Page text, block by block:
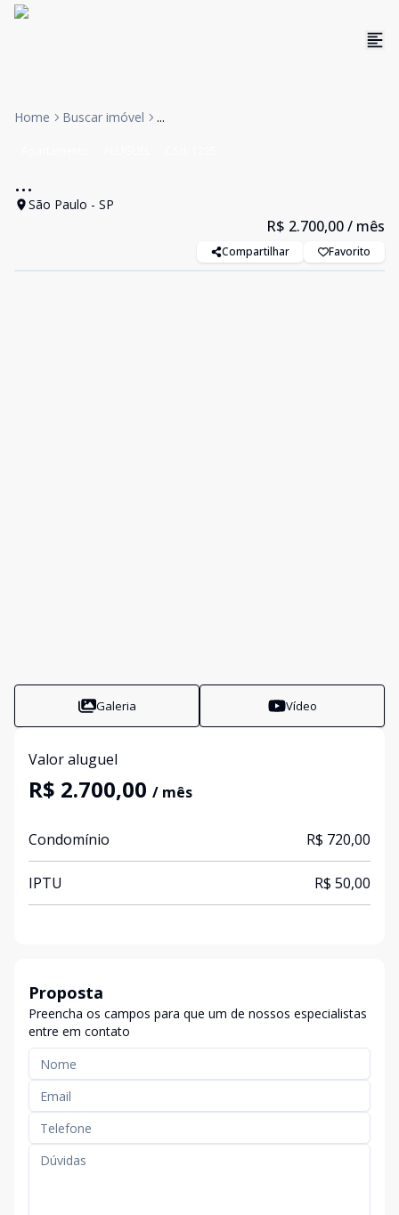
Home Buscar imóvel ...
...
São Paulo - SP
R$ 2.700,00/ mês
Compartilhar Favorito
Galeria Vídeo
Valor aluguel
R$ 2.700,00 / mês
Condomínio R$ 720,00
IPTU R$ 50,00
Proposta
Preencha os campos para que um de nossos especialistas
entre em contato